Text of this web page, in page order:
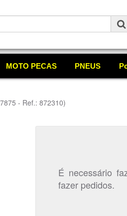
MOTO PECAS PNEUS
- Ref.: 872310)
É necessário
fazer pedidos.